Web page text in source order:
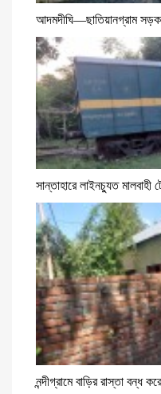
আদমদীঘি—ছাতিয়ানগ্রাম
সান্তাহারে লাইনচ্যুত মালবাহী
নন্দীগ্রামে বাড়ির রাস্তা বন্ধ করে